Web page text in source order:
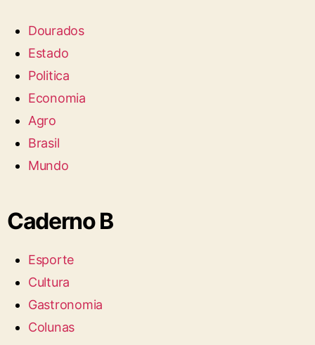
Dourados
Estado
Politica
Economia
Agro
Brasil
Mundo
Caderno B
Esporte
Cultura
Gastronomia
Colunas